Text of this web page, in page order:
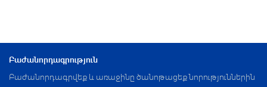
Բաժանորդագրություն
Բաժանորդագրվեք և առաջինը ծանոթացեք նորություններին